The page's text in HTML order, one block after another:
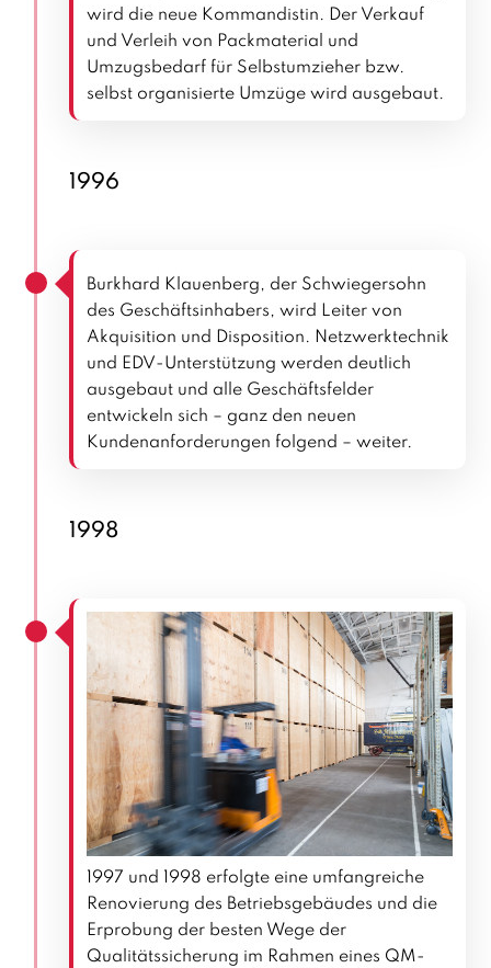
wird die neue Kommandistin. Der Verkauf
und Verleih von Packmaterial und
Umzugsbedarf für Selbstumzieher bzw.
selbst organisierte Umzüge wird ausgebaut.
Burkhard Klauenberg, der Schwiegersohn
des Geschäftsinhabers, wird Leiter von
Akquisition und Disposition. Netzwerktechnik
und EDV-Unterstützung werden deutlich
ausgebaut und alle Geschäftsfelder
entwickeln sich – ganz den neuen
Kundenanforderungen folgend – weiter.
1996
1998
1997 und 1998 erfolgte eine umfangreiche
Renovierung des Betriebsgebäudes und die
Erprobung der besten Wege der
Qualitätssicherung im Rahmen eines QM-